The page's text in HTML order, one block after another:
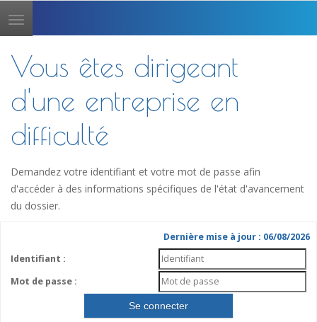
Toggle
navigation
Vous êtes dirigeant
d'une entreprise en
difficulté
Demandez votre identifiant et votre mot de passe afin
d'accéder à des informations spécifiques de l'état d'avancement
du dossier.
Dernière mise à jour : 06/08/2026
Identifiant :
Mot de passe :